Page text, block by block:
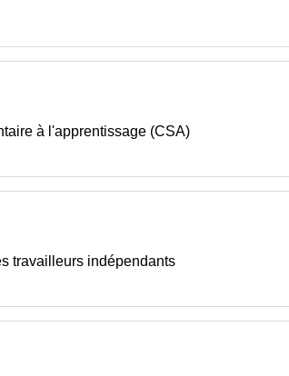
à l'apprentissage (CSA)
travailleurs indépendants